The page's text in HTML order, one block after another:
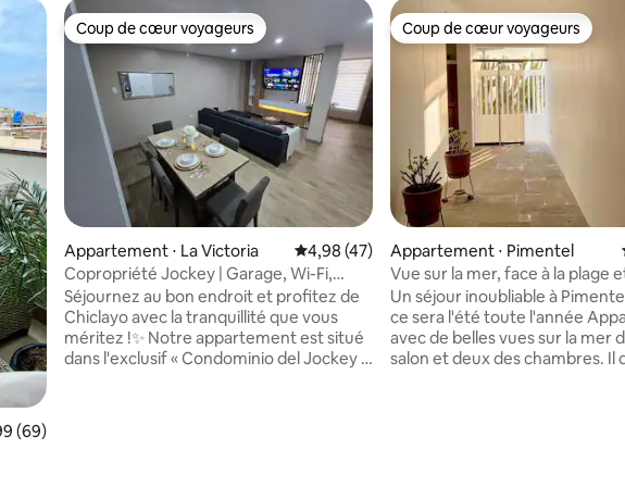
moyenne sur la base de 69 commentaires : 4,99 sur 5
(69)
Coup de cœur voyageurs
Coup de cœur voyageurs
Appartement ⋅ La Victoria Évaluation moyenne sur la base de 47
4,98 (47)
Copropriété Jockey | Garage, Wi-Fi,
sécurité 24 h/24 et 7 j/7
Séjournez au bon endroit et profitez de
Chiclayo avec la tranquillité que vous
méritez !✨ Notre appartement est situé
dans l'exclusif « Condominio del Jockey »,
Coup de cœur voyageurs
Coup de cœur voyageurs
Appartement ⋅ Pimentel
Vue sur la mer, face à la plage
promenade.
Un séjour inoubliable à Pimentel En
ce sera l'été toute l'année Appartement
avec de belles vues sur la mer
salon et deux des chambres. Il